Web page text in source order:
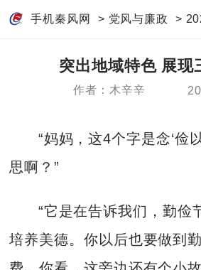
手机秦风网 > 党风与廉政 >
突出地域特色 展现
作者：木辛辛
“妈妈，这4个字是念‘俭
思啊？”
“它是在告诉我们，勤俭
培养美德。你以后也要做到